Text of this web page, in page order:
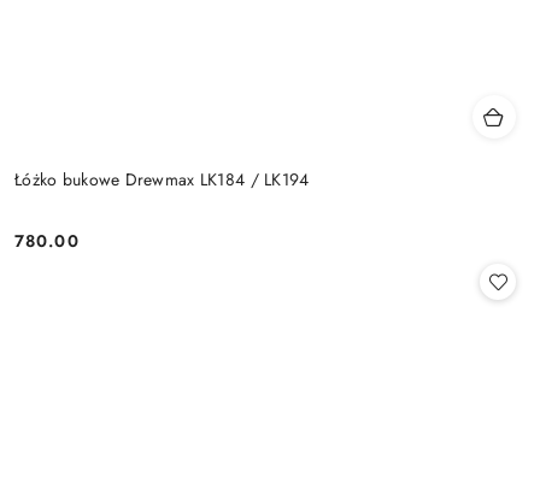
Łóżko bukowe Drewmax LK184 / LK194
Cena:
780.00